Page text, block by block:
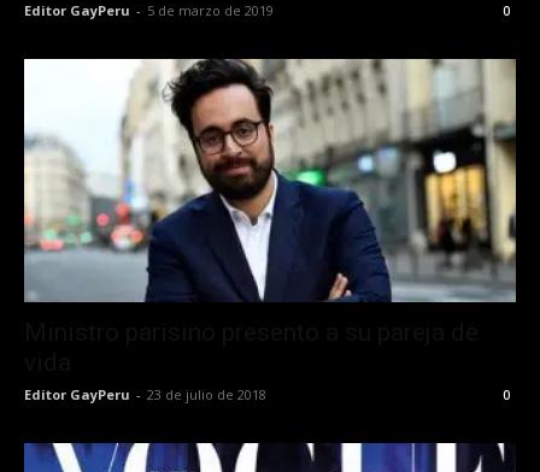
Editor GayPeru - 5 de marzo de 2019 0
Editor GayPeru - 23 de julio de 2018 0